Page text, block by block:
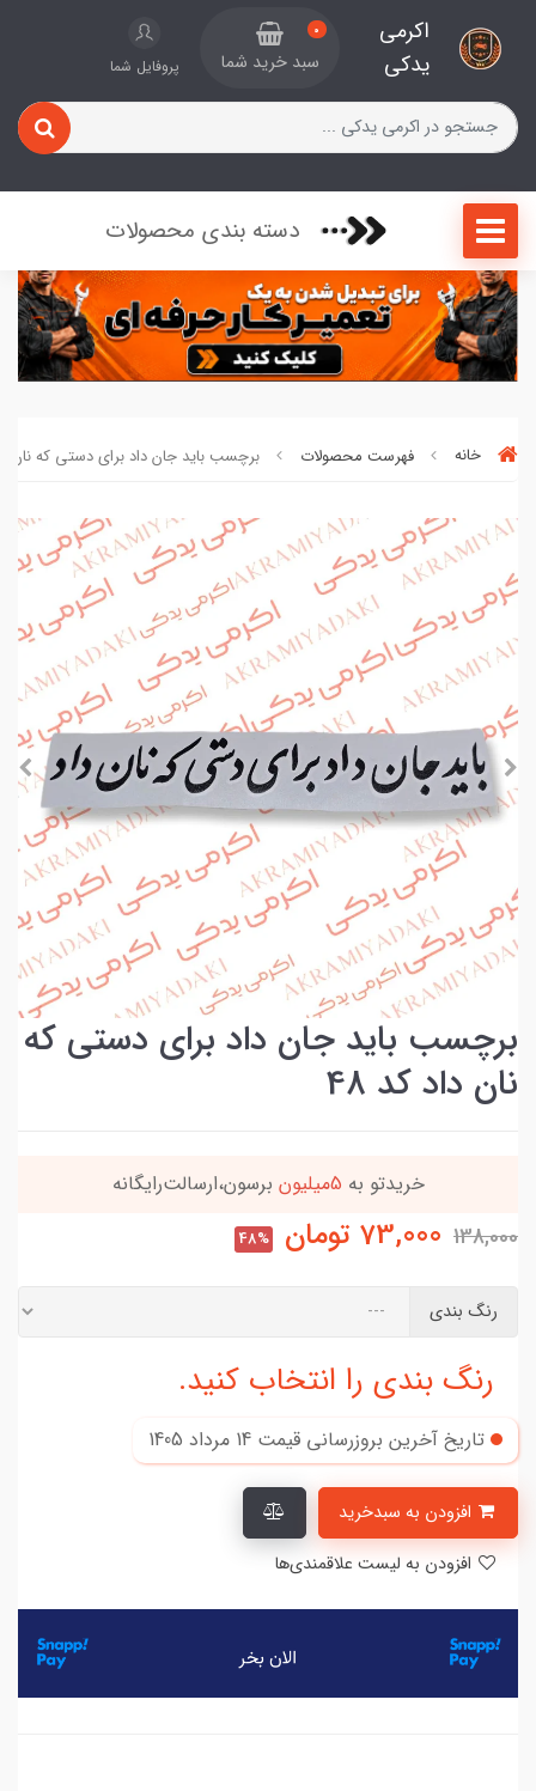
اکرمی
یدکی
0
سبد خرید شما پروفایل شما
دسته بندی محصولات
خانه فهرست محصولات برچسب باید جان داد برای دستی که نان
برچسب باید جان داد برای دستی که
نان داد کد 48
خریدتو به 5میلیون برسون،ارسالت‌رایگانه
138,000
73,000 تومان 48%
رنگ بندی
رنگ بندی را انتخاب کنید.
تاریخ آخرین بروزرسانی قیمت 14 مرداد 1405